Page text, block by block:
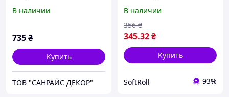
бежевий 38x150см
В наличии
735₴
Купить
ТОВ "САНРАЙС ДЕКОР"
32,5х160 см
В наличии
345.32₴
356 ₴
Купить
SoftRoll 93%